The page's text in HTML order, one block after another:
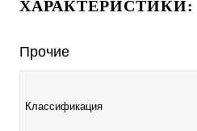
ХАРАКТЕРИСТИКИ:
Прочие
Классификация